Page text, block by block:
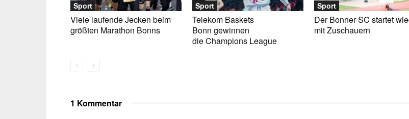
Sport
Viele laufende Jecken beim
größten Marathon Bonns
Sport
Telekom Baskets
Bonn gewinnen
die Champions League
Sport
Der Bonner SC startet
mit Zuschauern
1 Kommentar